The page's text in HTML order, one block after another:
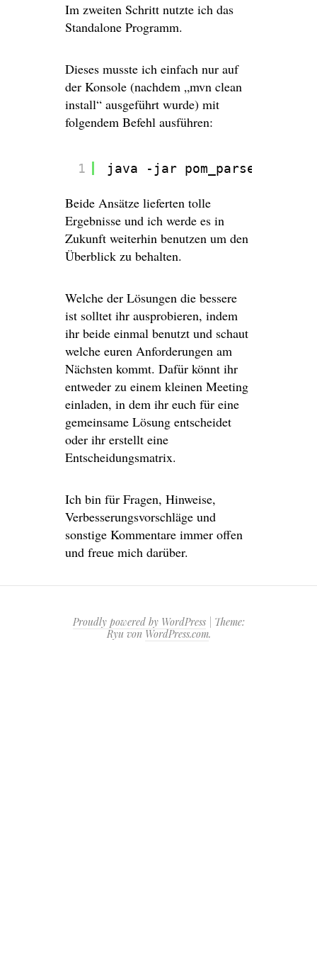
Im zweiten Schritt nutzte ich das
Standalone Programm.
Dieses musste ich einfach nur auf
der Konsole (nachdem „mvn clean
install“ ausgeführt wurde) mit
folgendem Befehl ausführen:
1 java -jar pom_parser-
Beide Ansätze lieferten tolle
Ergebnisse und ich werde es in
Zukunft weiterhin benutzen um den
Überblick zu behalten.
Welche der Lösungen die bessere
ist solltet ihr ausprobieren, indem
ihr beide einmal benutzt und schaut
welche euren Anforderungen am
Nächsten kommt. Dafür könnt ihr
entweder zu einem kleinen Meeting
einladen, in dem ihr euch für eine
gemeinsame Lösung entscheidet
oder ihr erstellt eine
Entscheidungsmatrix.
Ich bin für Fragen, Hinweise,
Verbesserungsvorschläge und
sonstige Kommentare immer offen
und freue mich darüber.
Proudly powered by WordPress
Theme:
Ryu vonWordPress.com.